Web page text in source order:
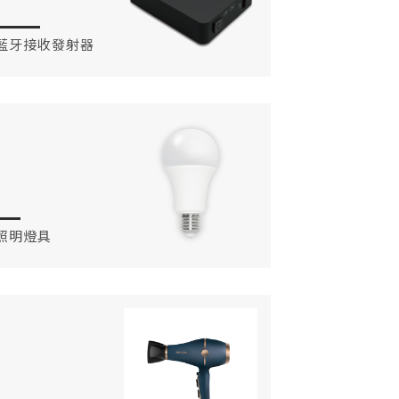
牙接收發射器
明燈具